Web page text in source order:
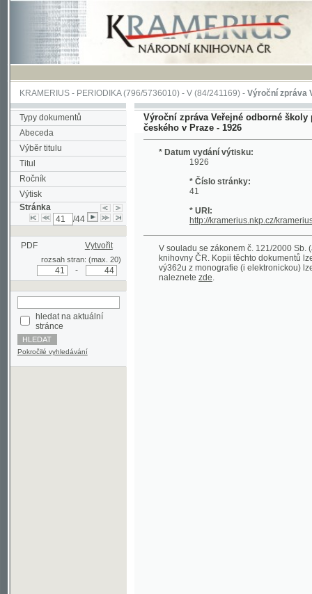
KRAMERIUS-PERIODIKA(796/5736010) -V(84/241169) -Výroční zpráva Veřejné
Typy dokumentů
Abeceda
Výběr titulu
Titul
Ročník
Výtisk
Stránka
PDF Vytvořit
rozsah stran: (max. 20)
stránce
Pokročilé vyhledávání
Výroční zpráva Veřejné odborné školy pro
českého v Praze - 1926
* Datum vydání výtisku:
* Číslo stránky:
* URI:
V souladu se zákonem č. 121/2000 Sb.
knihovny ČR. Kopii těchto dokumentů lze získat
vý362u z monografie (i elektronickou) lze
naleznetezde.